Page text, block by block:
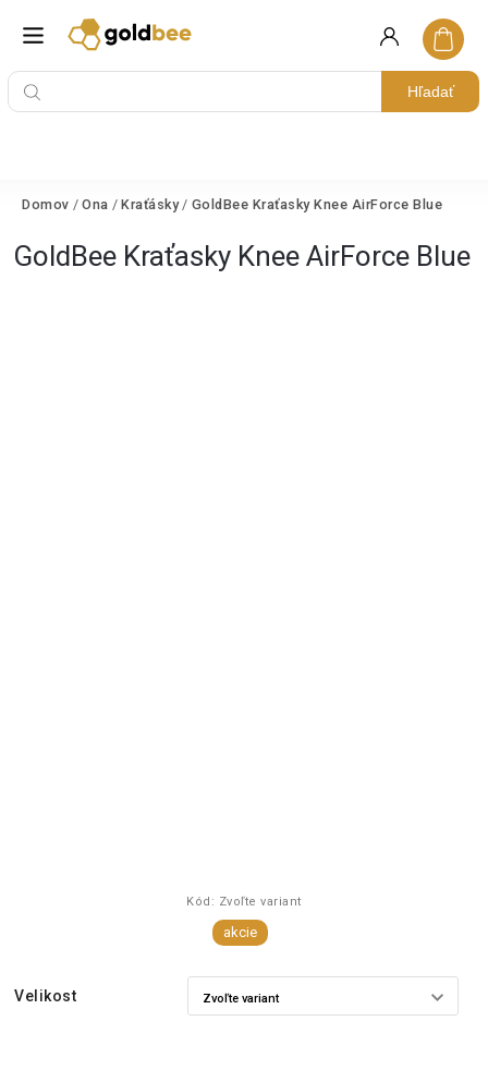
Hľadať
Domov / Ona / Kraťásky / GoldBee Kraťasky Knee AirForce Blue
GoldBee Kraťasky Knee AirForce Blue
Kód: Zvoľte variant
akcie
Velikost